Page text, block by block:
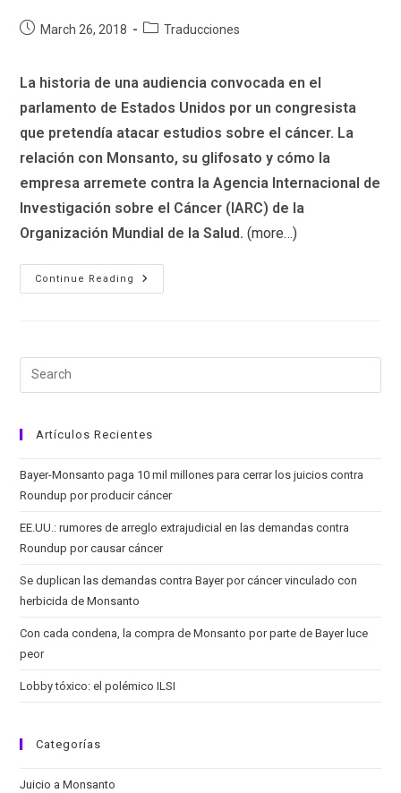
PostMarch 26, 2018
PostTraducciones
La historia de una audiencia convocada en el
parlamento de Estados Unidos por un congresista
que pretendía atacar estudios sobre el cáncer. La
relación con Monsanto, su glifosato y cómo la
empresa arremete contra la Agencia Internacional de
Investigación sobre el Cáncer (IARC) de la
Organización Mundial de la Salud. (more…)
Continue Reading
El
Congreso
Desacreditar
Del
Artículos Recientes
Bayer-Monsanto paga 10 mil millones para cerrar los juicios contra
Roundup por producir cáncer
EE.UU.: rumores de arreglo extrajudicial en las demandas contra
Roundup por causar cáncer
Se duplican las demandas contra Bayer por cáncer vinculado con
herbicida de Monsanto
Con cada condena, la compra de Monsanto por parte de Bayer luce
peor
Lobby tóxico: el polémico ILSI
Categorías
Juicio a Monsanto